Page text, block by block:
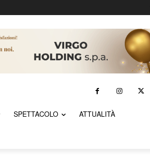
SPETTACOLO ATTUALITÀ